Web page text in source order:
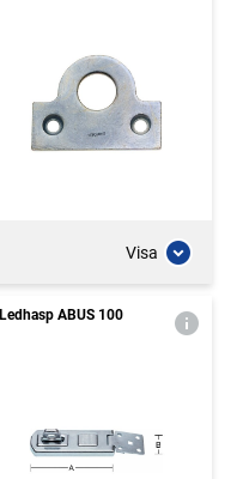
Visa
Ledhasp ABUS 100